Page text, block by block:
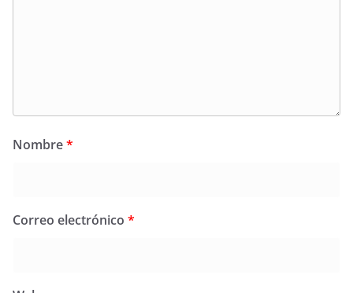
Nombre*
Correo electrónico *